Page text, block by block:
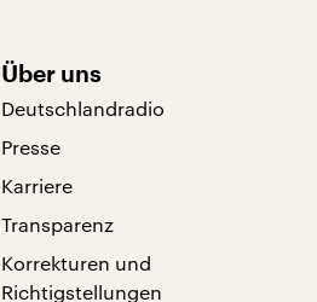
Über uns
Deutschlandradio
Presse
Karriere
Transparenz
Korrekturen und
Richtigstellungen